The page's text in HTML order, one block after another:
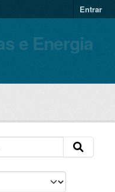
Entrar
e Energia